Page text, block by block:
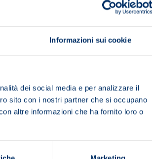
Informazioni sui cookie
dei social media e per analizzare il
sito con i nostri partner che si occupano
altre informazioni che ha fornito loro o